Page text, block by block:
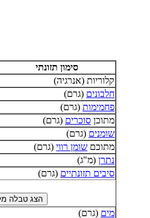
סימון תזונתי
קלוריות (אנרגיה)
חלבונים (גרם)
פחמימות (גרם)
מתוכן סוכרים (גרם)
שומנים (גרם)
מתוכם שומן רווי (גרם)
נתרן (מ"ג)
סיבים תזונתיים (גרם)
מים (גרם)